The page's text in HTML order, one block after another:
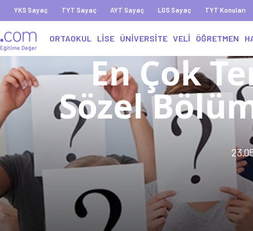
YKS Sayaç TYT Sayaç AYT Sayaç LGS Sayaç TYT Konuları
ORTAOKUL LİSE ÜNİVERSİTE VELİ ÖĞRETMEN
En Çok
Sözel